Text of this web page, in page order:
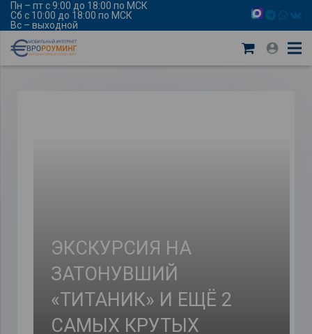
Пн – пт с 9:00 до 18:00 по МСК
Сб с 10:00 до 18:00 по МСК
Вс – выходной
ЭКСКУРСИЯ НА
ЗАТОНУВШИЙ
«ТИТАНИК» И ЕЩЁ 2
САМЫХ КРУТЫХ